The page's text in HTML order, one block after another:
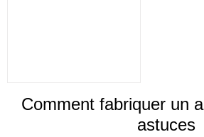
Comment fabriquer un
astuces